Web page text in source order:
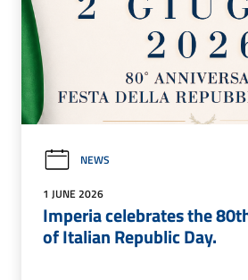
NEWS
1 JUNE 2026
Imperia celebrates the
of Italian Republic Day.